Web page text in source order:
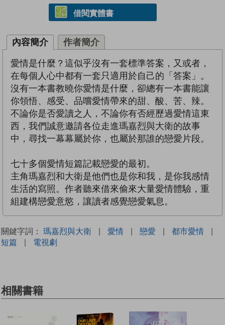
借閱實體書
內容簡介 作者簡介
愛情是什麼？這似乎沒有一套標準答案，又或者，
在每個人心中都有一套只適用於自己的「答案」。
沒有一本書教曉你愛情是什麼，卻總有一本書能讓
你領悟、感受、品嚐愛情帶來的甜、酸、苦、辣。
不論你是否愛讀之人，不論你有否經歷過愛情這東
西，我們誠意邀請各位走進瑪嘉烈與大衛的故事
中，尋找一幕幕屬於你，也屬於那誰的戀愛片段。
七十多個愛情短篇記載戀愛的最初。
主角瑪嘉烈和大衛是他們也是你和我，是你我感情
生活的寫照。作者聽來借來偷來大量愛情體驗，重
組建構戀愛意慾，讓讀者感覺戀愛氣息。
關鍵字詞： 瑪嘉烈與大衛 | 愛情 | 戀愛 | 都市愛情
|
短篇
| 電視劇
相關書籍